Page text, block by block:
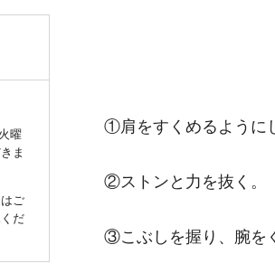
①肩をすくめるように
②ストンと力を抜く。
③こぶしを握り、腕を
曜
ま
ご
だ